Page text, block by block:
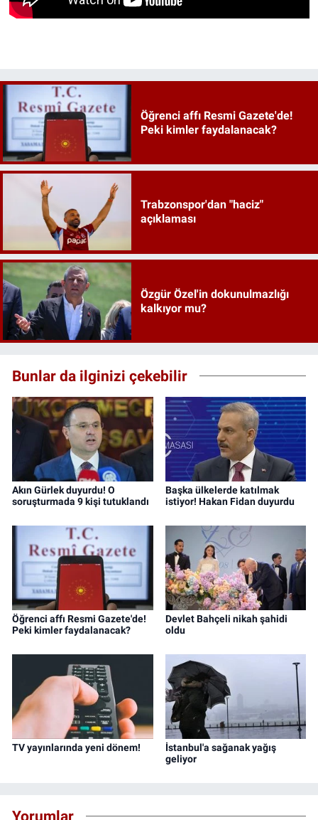
Öğrenci affı Resmi Gazete'de!
Peki kimler faydalanacak?
Trabzonspor'dan "haciz"
açıklaması
Özgür Özel'in dokunulmazlığı
kalkıyor mu?
Bunlar da ilginizi çekebilir
Akın Gürlek duyurdu! O
soruşturmada 9 kişi tutuklandı
Başka ülkelerde katılmak
istiyor! Hakan Fidan duyurdu
Öğrenci affı Resmi Gazete'de!
Peki kimler faydalanacak?
Devlet Bahçeli nikah şahidi
oldu
TV yayınlarında yeni dönem!
İstanbul'a sağanak yağış
geliyor
Yorumlar